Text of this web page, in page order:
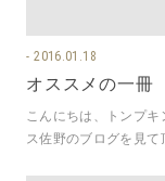
2016.01.18
オススメの一冊
こんにちは、トンプ
ス佐野のブログを見て